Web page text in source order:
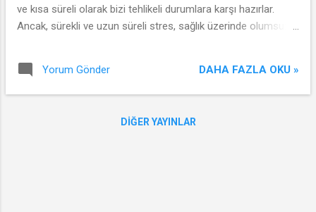
ve kısa süreli olarak bizi tehlikeli durumlara karşı hazırlar.
Ancak, sürekli ve uzun süreli stres, sağlık üzerinde olumsuz
Yorum Gönder DAHA FAZLA OKU »
DIĞER YAYINLAR